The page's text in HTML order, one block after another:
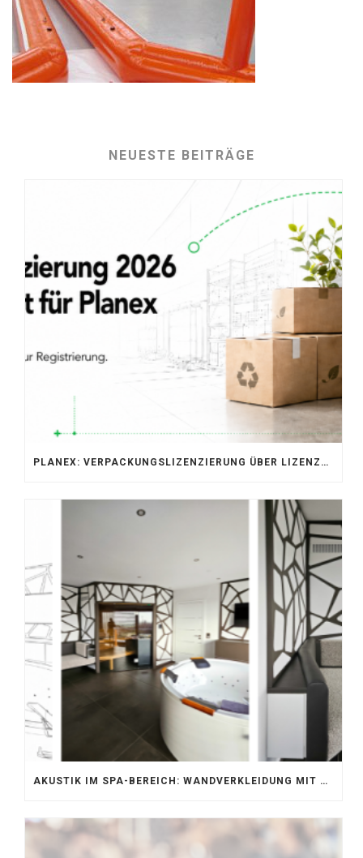
NEUESTE BEITRÄGE
PLANEX: VERPACKUNGSLIZENZIERUNG ÜBER LIZENZERO & LUCID 2026
AKUSTIK IM SPA-BEREICH: WANDVERKLEIDUNG MIT SILENTPROTECT CORE